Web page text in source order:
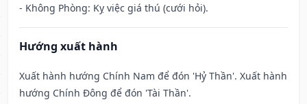
- Không Phòng: Kỵ việc giá thú (cưới hỏi).
Hướng xuất hành
Xuất hành hướng Chính Nam để đón 'Hỷ Thần'. Xuất hành
hướng Chính Đông để đón 'Tài Thần'.